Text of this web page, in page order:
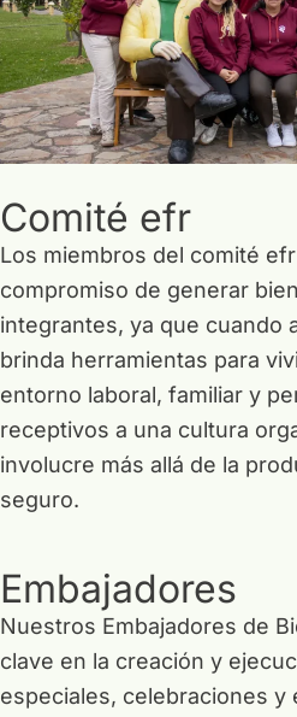
Comité efr
Los miembros del comité
compromiso de generar
integrantes, ya que cuando
brinda herramientas para
entorno laboral, familiar y
receptivos a una cultura
involucre más allá de la
seguro.
Embajadores
Nuestros Embajadores de
clave en la creación y
especiales, celebraciones y